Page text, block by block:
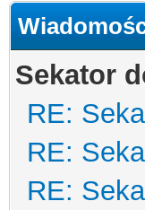
Sekator
RE:
RE:
RE: